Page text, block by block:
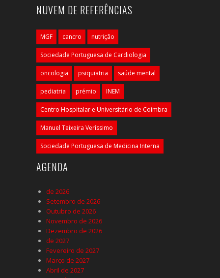
NUVEM DE REFERÊNCIAS
MGF cancro nutrição
Sociedade Portuguesa de Cardiologia
oncologia psiquiatria saúde mental
pediatria prémio INEM
Centro Hospitalar e Universitário de Coimbra
Manuel Teixeira Veríssimo
Sociedade Portuguesa de Medicina Interna
AGENDA
de 2026
Setembro de 2026
Outubro de 2026
Novembro de 2026
Dezembro de 2026
de 2027
Fevereiro de 2027
Março de 2027
Abril de 2027